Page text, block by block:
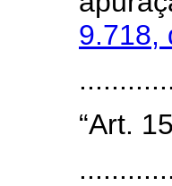
9.718,
“Art.